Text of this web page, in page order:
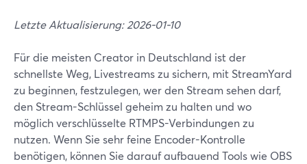
Letzte Aktualisierung: 2026-01-10
Für die meisten Creator in Deutschland ist der
schnellste Weg, Livestreams zu sichern, mit StreamYard
zu beginnen, festzulegen, wer den Stream sehen darf,
den Stream-Schlüssel geheim zu halten und wo
möglich verschlüsselte RTMPS-Verbindungen zu
nutzen. Wenn Sie sehr feine Encoder-Kontrolle
benötigen, können Sie darauf aufbauend Tools wie OBS